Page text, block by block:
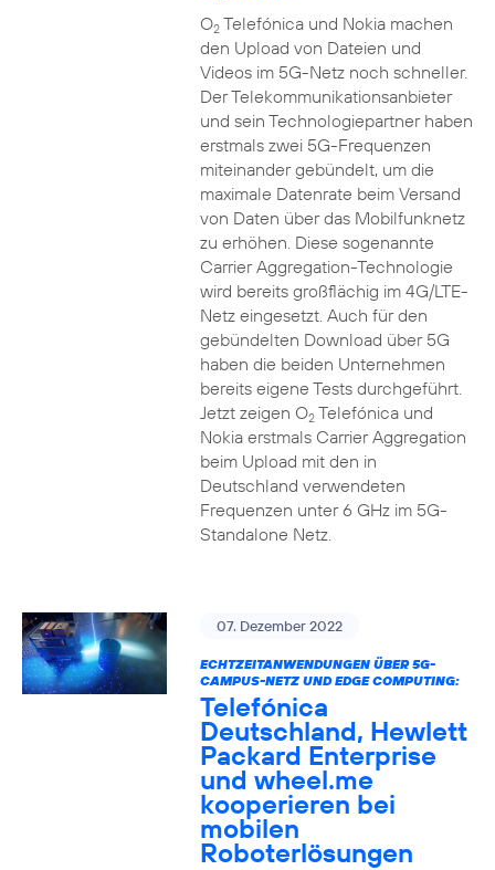
O2Telefónica und Nokia machen
den Upload von Dateien und
Videos im 5G-Netz noch schneller.
Der Telekommunikationsanbieter
und sein Technologiepartner haben
erstmals zwei 5G-Frequenzen
miteinander gebündelt, um die
maximale Datenrate beim Versand
von Daten über das Mobilfunknetz
zu erhöhen. Diese sogenannte
Carrier Aggregation-Technologie
wird bereits großflächig im 4G/LTE-
Netz eingesetzt. Auch für den
gebündelten Download über 5G
haben die beiden Unternehmen
bereits eigene Tests durchgeführt.
Jetzt zeigen O2Telefónica und
Nokia erstmals Carrier Aggregation
beim Upload mit den in
Deutschland verwendeten
Frequenzen unter 6 GHz im 5G-
Standalone Netz.
07. Dezember 2022
ECHTZEITANWENDUNGEN ÜBER 5G-
CAMPUS-NETZ UND EDGE COMPUTING:
Telefónica
Deutschland, Hewlett
Packard Enterprise
und wheel.me
kooperieren bei
mobilen
Roboterlösungen